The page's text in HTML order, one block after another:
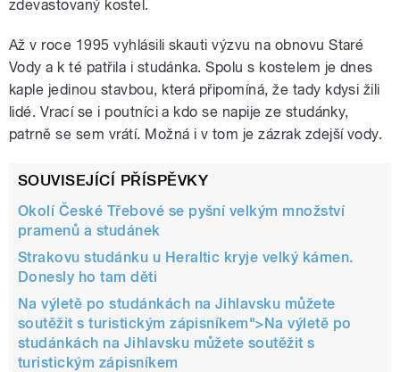
zdevastovaný kostel.
Až v roce 1995 vyhlásili skauti výzvu na obnovu Staré
Vody a k té patřila i studánka. Spolu s kostelem je dnes
kaple jedinou stavbou, která připomíná, že tady kdysi žili
lidé. Vrací se i poutníci a kdo se napije ze studánky,
patrně se sem vrátí. Možná i v tom je zázrak zdejší vody.
SOUVISEJÍCÍ PŘÍSPĚVKY
Okolí České Třebové se pyšní velkým množství
pramenů a studánek
Strakovu studánku u Heraltic kryje velký kámen.
Donesly ho tam děti
Na výletě po studánkách na Jihlavsku můžete
soutěžit s turistickým zápisníkem">Na výletě po
studánkách na Jihlavsku můžete soutěžit s
turistickým zápisníkem